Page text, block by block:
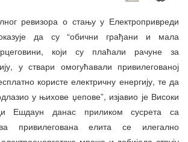
ревизора о стању у Електропривреди
да су “обични грађани и мала
који су плаћали рачуне за
у ствари омогућавали привилегованој
користе електричну енергију, те да
у њихове џепове”, изјавио је Високи
Ешдаун данас приликом сусрета са
привилегована елита се илегално